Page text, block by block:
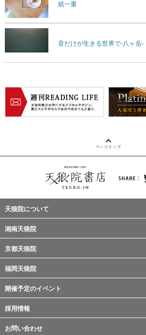
紙一重
音だけが生きる世界で-八ヶ岳-
天狼院について
湘南天狼院
京都天狼院
福岡天狼院
開催予定のイベント
採用情報
お問い合わせ